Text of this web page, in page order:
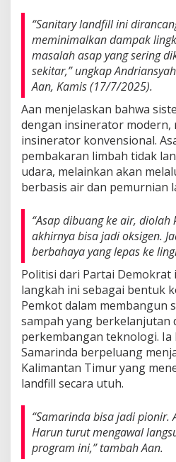
“Sanitary landfill ini
meminimalkan dampak
masalah asap yang sering
sekitar,” ungkap
Aan, Kamis (17/7/2025).
Aan menjelaskan bahwa
dengan insinerator modern,
insinerator konvensional.
pembakaran limbah tidak
udara, melainkan akan
berbasis air dan pemurnian
“Asap dibuang ke air,
akhirnya bisa jadi oksigen.
berbahaya yang lepas ke
Politisi dari Partai Demokrat
langkah ini sebagai bentuk
Pemkot dalam membangun
sampah yang berkelanjutan
perkembangan teknologi.
Samarinda berpeluang
Kalimantan Timur yang
landfill secara utuh.
“Samarinda bisa jadi pionir.
Harun turut mengawal
program ini,” tambah Aan.